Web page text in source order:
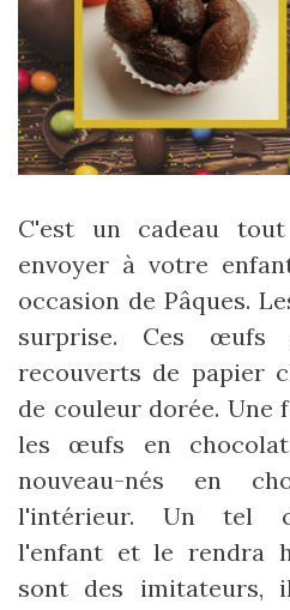
C'est un cadeau
envoyer à votre
occasion de Pâques.
surprise. Ces œufs
recouverts de papier
de couleur dorée.
les œufs en
nouveau-nés en
l'intérieur. Un tel
l'enfant et le rendra
sont des imitateurs,